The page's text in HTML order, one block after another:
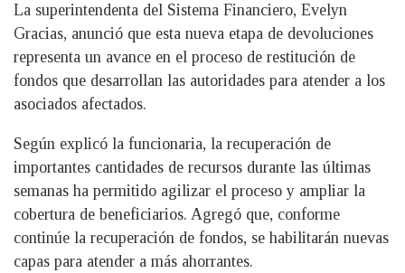
La superintendenta del Sistema Financiero, Evelyn
Gracias, anunció que esta nueva etapa de devoluciones
representa un avance en el proceso de restitución de
fondos que desarrollan las autoridades para atender a los
asociados afectados.
Según explicó la funcionaria, la recuperación de
importantes cantidades de recursos durante las últimas
semanas ha permitido agilizar el proceso y ampliar la
cobertura de beneficiarios. Agregó que, conforme
continúe la recuperación de fondos, se habilitarán nuevas
capas para atender a más ahorrantes.